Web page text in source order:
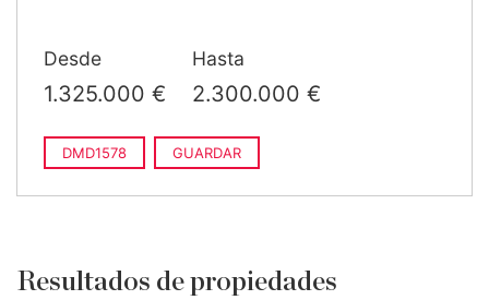
Desde
1.325.000 €
Hasta
2.300.000 €
DMD1578 GUARDAR
Resultados de propiedades